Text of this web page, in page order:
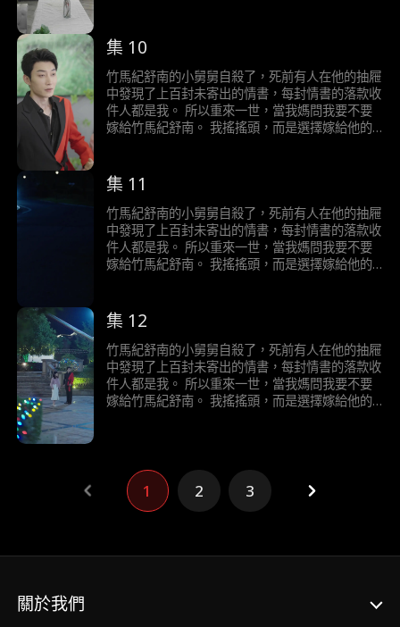
兩頭不回家。 後來我懷孕大出血，他卻因為初戀
的一句家裡停電了，我好害怕，便拋下大出血的我
揚長而去。 最後，我和肚子裡的孩子一起血崩而
亡。 死後，紀舒南不但沒掉一滴淚，還嫌棄我的
死耽誤了他和初戀的旅行計畫。 再睜眼，我回到
我媽問我要嫁給誰那天…
集 10
竹馬紀舒南的小舅舅自殺了，死前有人在他的抽屜
中發現了上百封未寄出的情書，每封情書的落款收
件人都是我。 所以重來一世，當我媽問我要不要
嫁給竹馬紀舒南。 我搖搖頭，而是選擇嫁給他的
兩頭不回家。 後來我懷孕大出血，他卻因為初戀
的一句家裡停電了，我好害怕，便拋下大出血的我
揚長而去。 最後，我和肚子裡的孩子一起血崩而
亡。 死後，紀舒南不但沒掉一滴淚，還嫌棄我的
死耽誤了他和初戀的旅行計畫。 再睜眼，我回到
我媽問我要嫁給誰那天…
集 11
竹馬紀舒南的小舅舅自殺了，死前有人在他的抽屜
中發現了上百封未寄出的情書，每封情書的落款收
件人都是我。 所以重來一世，當我媽問我要不要
嫁給竹馬紀舒南。 我搖搖頭，而是選擇嫁給他的
兩頭不回家。 後來我懷孕大出血，他卻因為初戀
的一句家裡停電了，我好害怕，便拋下大出血的我
揚長而去。 最後，我和肚子裡的孩子一起血崩而
亡。 死後，紀舒南不但沒掉一滴淚，還嫌棄我的
死耽誤了他和初戀的旅行計畫。 再睜眼，我回到
我媽問我要嫁給誰那天…
集 12
竹馬紀舒南的小舅舅自殺了，死前有人在他的抽屜
中發現了上百封未寄出的情書，每封情書的落款收
件人都是我。 所以重來一世，當我媽問我要不要
嫁給竹馬紀舒南。 我搖搖頭，而是選擇嫁給他的
的一句家裡停電了，我好害怕，便拋下大出血的我
揚長而去。 最後，我和肚子裡的孩子一起血崩而
亡。 死後，紀舒南不但沒掉一滴淚，還嫌棄我的
1 2 3
關於我們